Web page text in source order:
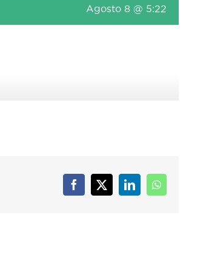
Agosto 8 @ 5:22
Facebook
X LinkedInWhatsApp